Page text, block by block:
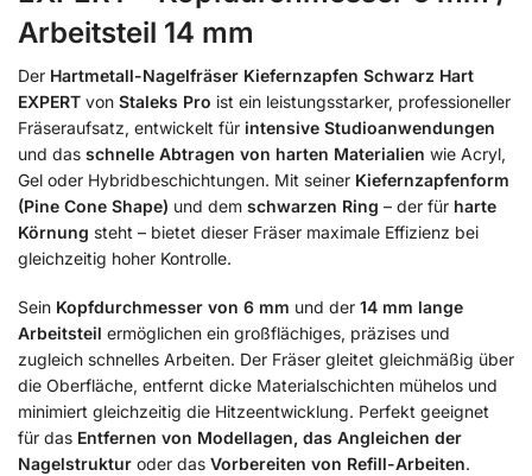
Arbeitsteil 14 mm
Der Hartmetall-Nagelfräser Kiefernzapfen Schwarz Hart
EXPERT von Staleks Pro ist ein leistungsstarker, professioneller
Fräseraufsatz, entwickelt für intensive Studioanwendungen
und das schnelle Abtragen von harten Materialien wie Acryl,
Gel oder Hybridbeschichtungen. Mit seiner Kiefernzapfenform
(Pine Cone Shape) und dem schwarzen Ring – der für harte
Körnung steht – bietet dieser Fräser maximale Effizienz bei
gleichzeitig hoher Kontrolle.
Sein Kopfdurchmesser von 6 mm und der 14 mm lange
Arbeitsteil ermöglichen ein großflächiges, präzises und
zugleich schnelles Arbeiten. Der Fräser gleitet gleichmäßig über
die Oberfläche, entfernt dicke Materialschichten mühelos und
minimiert gleichzeitig die Hitzeentwicklung. Perfekt geeignet
für das Entfernen von Modellagen, das Angleichen der
Nagelstruktur oder das Vorbereiten von Refill-Arbeiten.